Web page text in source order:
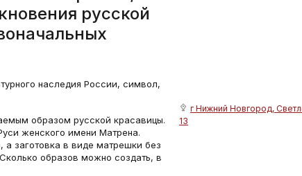
русской
наследия России, символ,
образом русской красавицы.
женского имени Матрена.
а заготовка в виде матрешки без
образов можно создать, в
г Нижний Новгород,
13